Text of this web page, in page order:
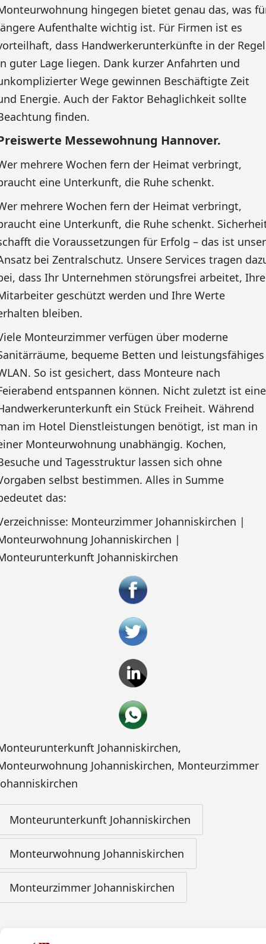
hingegen bietet genau das, was
Aufenthalte wichtig ist. Für Firmen ist es
dass Handwerkerunterkünfte in der Regel
guter Lage liegen. Dank kurzer Anfahrten und
Wege gewinnen Beschäftigte Zeit
Energie. Auch der Faktor Behaglichkeit sollte
finden.
Messewohnung Hannover.
mehrere Wochen fern der Heimat verbringt,
eine Unterkunft, die Ruhe schenkt.
mehrere Wochen fern der Heimat verbringt,
eine Unterkunft, die Ruhe schenkt.
die Voraussetzungen für Erfolg – das ist unser
bei Zentralschutz. Unsere Services tragen
dass Ihr Unternehmen störungsfrei arbeitet, Ihre
geschützt werden und Ihre Werte
bleiben.
Monteurzimmer verfügen über moderne
bequeme Betten und leistungsfähiges
So ist gesichert, dass Monteure nach
entspannen können. Nicht zuletzt ist eine
ein Stück Freiheit. Während
im Hotel Dienstleistungen benötigt, ist man in
Monteurwohnung unabhängig. Kochen,
und Tagesstruktur lassen sich ohne
selbst bestimmen. Alles in Summe
das:
Monteurzimmer Johanniskirchen |
Johanniskirchen |
Johanniskirchen
Johanniskirchen,
Johanniskirchen, Monteurzimmer
Monteurunterkunft Johanniskirchen
Monteurwohnung Johanniskirchen
Monteurzimmer Johanniskirchen